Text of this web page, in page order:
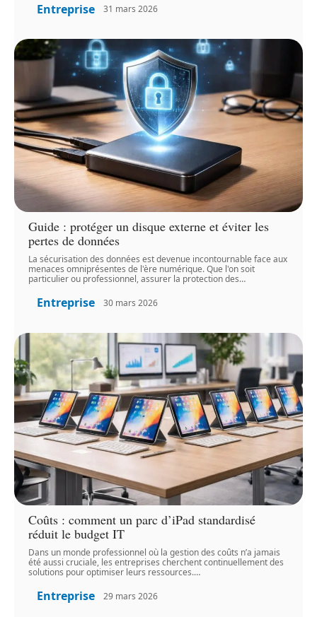
Entreprise 31 mars 2026
Guide : protéger un disque externe et éviter les
pertes de données
La sécurisation des données est devenue incontournable face aux
menaces omniprésentes de l'ère numérique. Que l'on soit
particulier ou professionnel, assurer la protection des…
Entreprise 30 mars 2026
Coûts : comment un parc d’iPad standardisé
réduit le budget IT
Dans un monde professionnel où la gestion des coûts n’a jamais
été aussi cruciale, les entreprises cherchent continuellement des
solutions pour optimiser leurs ressources.…
Entreprise 29 mars 2026